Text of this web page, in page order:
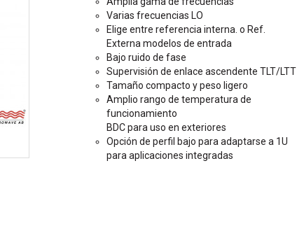
Varias frecuencias LO
Elige entre referencia interna. o Ref.
Externa modelos de entrada
Bajo ruido de fase
Supervisión de enlace ascendente TLT/LTT
Tamaño compacto y peso ligero
Amplio rango de temperatura de
funcionamiento
BDC para uso en exteriores
Opción de perfil bajo para adaptarse a 1U
para aplicaciones integradas